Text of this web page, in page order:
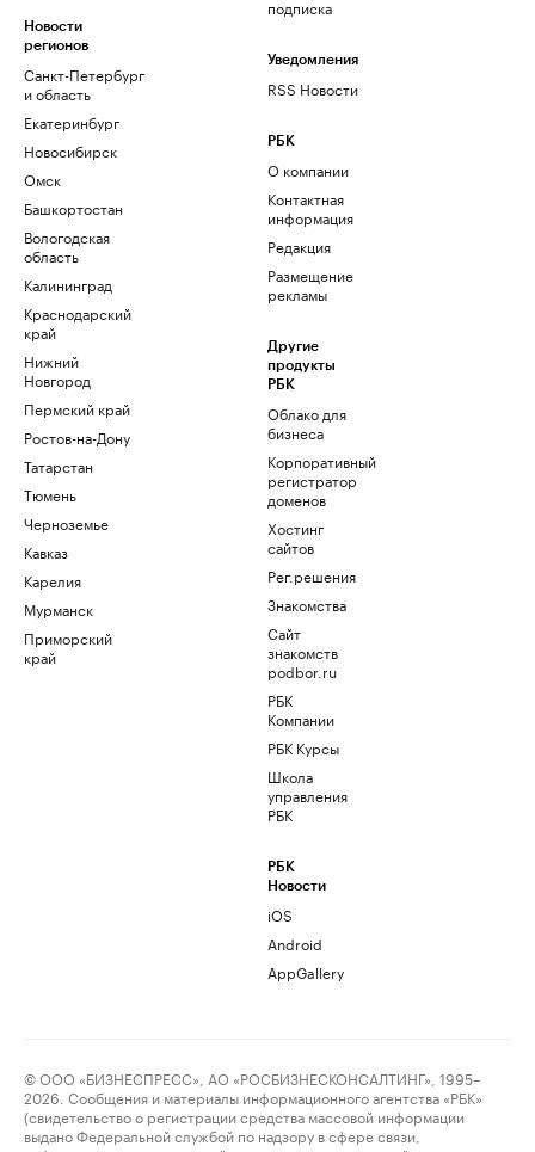
Новости
регионов
Санкт-Петербург
и область
Екатеринбург
Новосибирск
Омск
Башкортостан
Вологодская
область
Калининград
Краснодарский
край
Нижний
Новгород
Пермский край
Ростов-на-Дону
Татарстан
Тюмень
Черноземье
Кавказ
Карелия
Мурманск
Приморский
край
подписка
Уведомления
RSS Новости
РБК
О компании
Контактная
информация
Редакция
Размещение
рекламы
Другие
продукты
РБК
Облако для
бизнеса
Корпоративный
регистратор
доменов
Хостинг
сайтов
Рег.решения
Знакомства
Сайт
знакомств
podbor.ru
РБК
Компании
РБК Курсы
Школа
управления
РБК
РБК
Новости
iOS
Android
AppGallery
© ООО «БИЗНЕСПРЕСС», АО «РОСБИЗНЕСКОНСАЛТИНГ», 1995–
2026. Сообщения и материалы информационного агентства «РБК»
(свидетельство о регистрации средства массовой информации
выдано Федеральной службой по надзору в сфере связи,